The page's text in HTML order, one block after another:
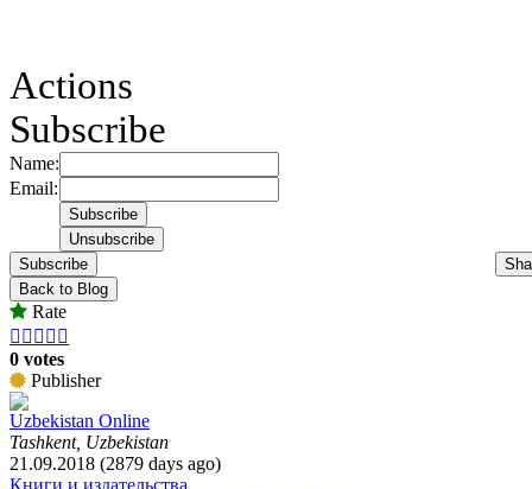
Actions
Subscribe
Name:
Email:
Subscribe
Back to Blog
Rate
    
0 votes
Publisher
Uzbekistan Online
Tashkent, Uzbekistan
21.09.2018 (2879 days ago)
Книги и издательства